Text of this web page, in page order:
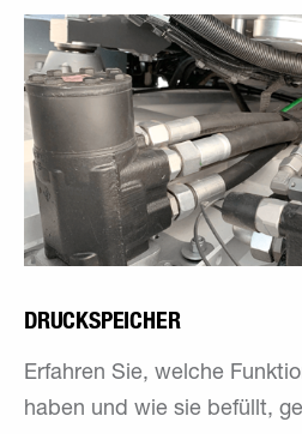
DRUCKSPEICHER
Erfahren Sie, welche
haben und wie sie befüllt,